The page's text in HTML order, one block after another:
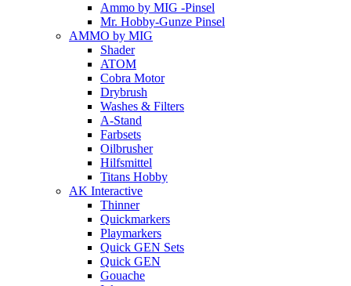
Ammo by MIG -Pinsel
Mr. Hobby-Gunze Pinsel
AMMO by MIG
Shader
ATOM
Cobra Motor
Drybrush
Washes & Filters
A-Stand
Farbsets
Oilbrusher
Hilfsmittel
Titans Hobby
AK Interactive
Thinner
Quickmarkers
Playmarkers
Quick GEN Sets
Quick GEN
Gouache